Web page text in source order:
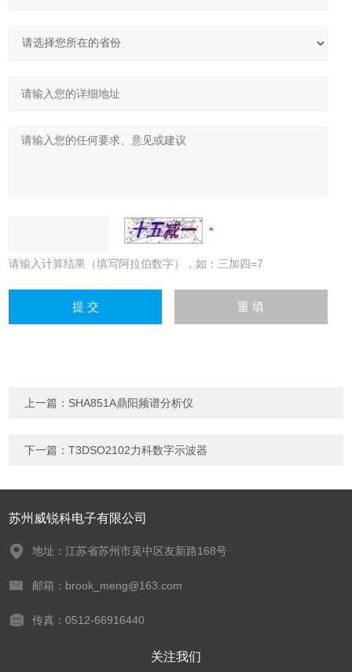
请输入计算结果（填写阿拉伯数字），如：三加四=7
上一篇： SHA851A鼎阳频谱分析仪
下一篇：T3DSO2102力科数字示波器
苏州威锐科电子有限公司
地址：江苏省苏州市吴中区友新路168号
邮箱：brook_meng@163.com
传真：0512-66916440
关注我们